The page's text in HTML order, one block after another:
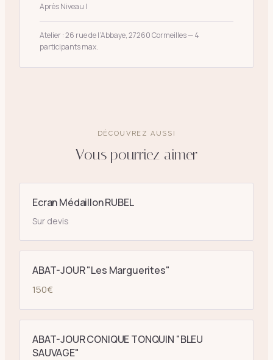
Après Niveau I
Atelier : 26 rue de l’Abbaye, 27260 Cormeilles — 4
participants max.
DÉCOUVREZ AUSSI
Vous pourriez aimer
Ecran Médaillon RUBEL
Sur devis
ABAT-JOUR "Les Marguerites"
150€
ABAT-JOUR CONIQUE TONQUIN "BLEU
SAUVAGE"